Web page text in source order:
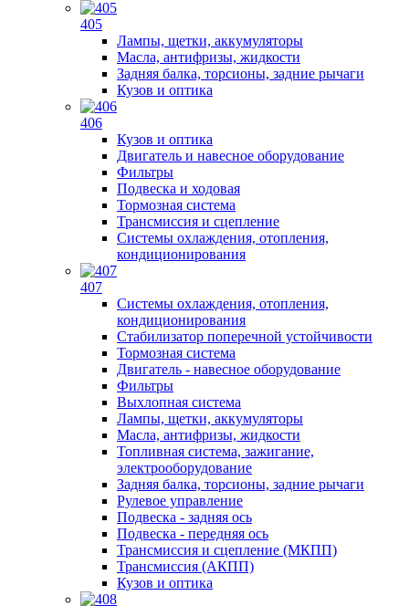
405
Лампы, щетки, аккумуляторы
Масла, антифризы, жидкости
Задняя балка, торсионы, задние рычаги
Кузов и оптика
406
Кузов и оптика
Двигатель и навесное оборудование
Фильтры
Подвеска и ходовая
Тормозная система
Трансмиссия и сцепление
Системы охлаждения, отопления,
кондиционирования
407
Системы охлаждения, отопления,
кондиционирования
Стабилизатор поперечной устойчивости
Тормозная система
Двигатель - навесное оборудование
Фильтры
Выхлопная система
Лампы, щетки, аккумуляторы
Масла, антифризы, жидкости
Топливная система, зажигание,
электрооборудование
Задняя балка, торсионы, задние рычаги
Рулевое управление
Подвеска - задняя ось
Подвеска - передняя ось
Трансмиссия и сцепление (МКПП)
Трансмиссия (АКПП)
Кузов и оптика